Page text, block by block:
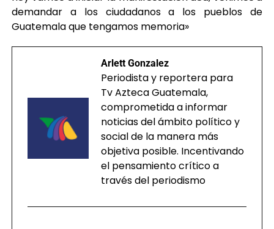
demandar a los ciudadanos a los pueblos de
Guatemala que tengamos memoria»
Arlett Gonzalez
Periodista y reportera para
Tv Azteca Guatemala,
comprometida a informar
noticias del ámbito político y
social de la manera más
objetiva posible. Incentivando
el pensamiento crítico a
través del periodismo